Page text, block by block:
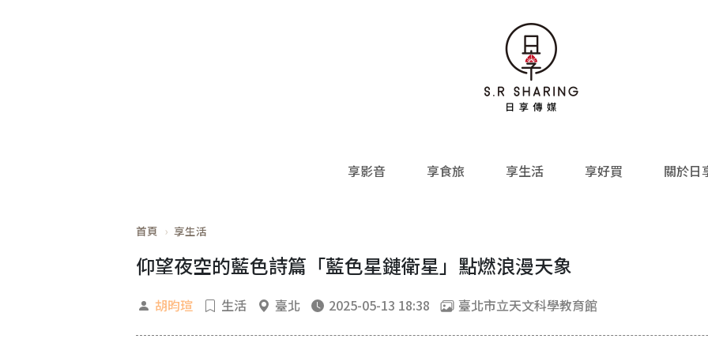
享影音 享食旅 享生活 享好買 關於日
首頁 享生活
仰望夜空的藍色詩篇「藍色星鏈衛星」點燃浪漫天象
胡昀瑄 生活 臺北 2025-05-13 18:38 臺北市立天文科學教育館